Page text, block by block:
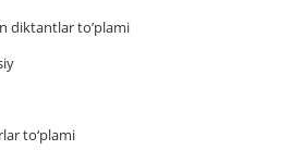
diktantlar to’plami
to‘plami